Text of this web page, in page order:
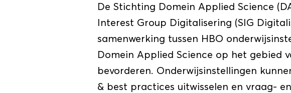
De Stichting Domein Applied Science
Interest Group Digitalisering (SIG
samenwerking tussen HBO
Domein Applied Science op het gebied
bevorderen. Onderwijsinstellingen
& best practices uitwisselen en vraag-